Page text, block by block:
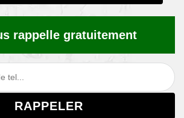
rappelle gratuitement